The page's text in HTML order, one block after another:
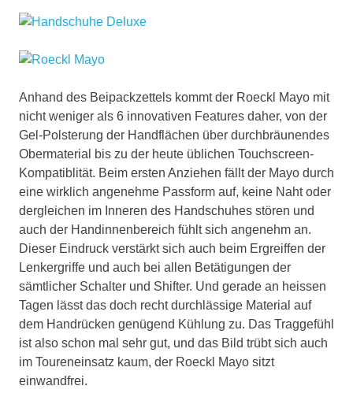
Anhand des Beipackzettels kommt der Roeckl Mayo mit
nicht weniger als 6 innovativen Features daher, von der
Gel-Polsterung der Handflächen über durchbräunendes
Obermaterial bis zu der heute üblichen Touchscreen-
Kompatiblität. Beim ersten Anziehen fällt der Mayo durch
eine wirklich angenehme Passform auf, keine Naht oder
dergleichen im Inneren des Handschuhes stören und
auch der Handinnenbereich fühlt sich angenehm an.
Dieser Eindruck verstärkt sich auch beim Ergreiffen der
Lenkergriffe und auch bei allen Betätigungen der
sämtlicher Schalter und Shifter. Und gerade an heissen
Tagen lässt das doch recht durchlässige Material auf
dem Handrücken genügend Kühlung zu. Das Traggefühl
ist also schon mal sehr gut, und das Bild trübt sich auch
im Toureneinsatz kaum, der Roeckl Mayo sitzt
einwandfrei.